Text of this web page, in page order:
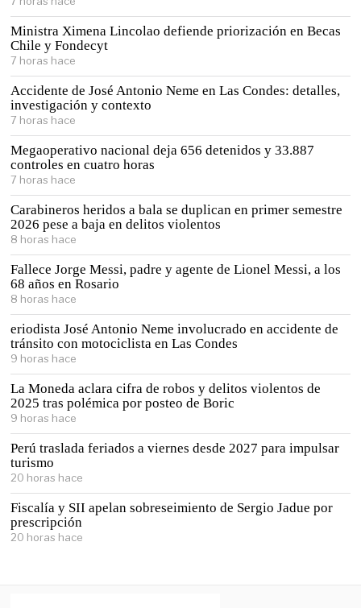
Ministra Ximena Lincolao defiende priorización en Becas
Chile y Fondecyt
7 horas hace
Accidente de José Antonio Neme en Las Condes: detalles,
investigación y contexto
7 horas hace
Megaoperativo nacional deja 656 detenidos y 33.887
controles en cuatro horas
7 horas hace
Carabineros heridos a bala se duplican en primer semestre
2026 pese a baja en delitos violentos
8 horas hace
Fallece Jorge Messi, padre y agente de Lionel Messi, a los
68 años en Rosario
8 horas hace
eriodista José Antonio Neme involucrado en accidente de
tránsito con motociclista en Las Condes
9 horas hace
La Moneda aclara cifra de robos y delitos violentos de
2025 tras polémica por posteo de Boric
9 horas hace
Perú traslada feriados a viernes desde 2027 para impulsar
turismo
20 horas hace
Fiscalía y SII apelan sobreseimiento de Sergio Jadue por
prescripción
20 horas hace